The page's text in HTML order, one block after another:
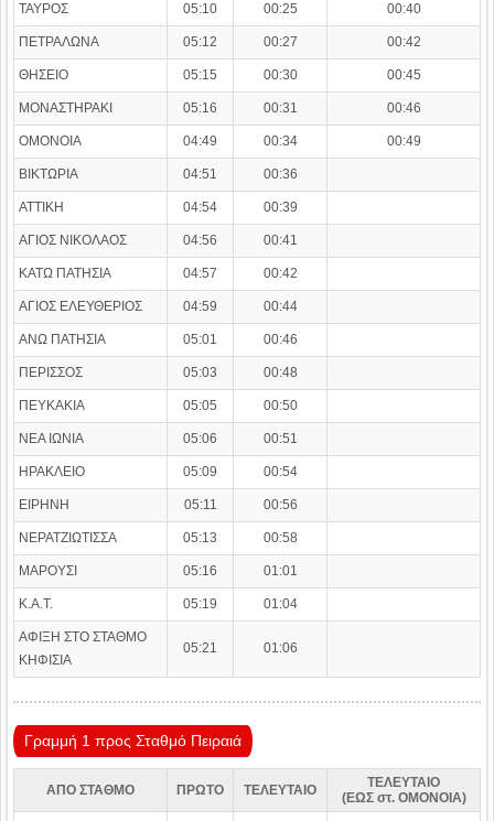
ΤΑΥΡΟΣ 05:10 00:25 00:40
ΠΕΤΡΑΛΩΝΑ 05:12 00:27 00:42
ΘΗΣΕΙΟ 05:15 00:30 00:45
ΜΟΝΑΣΤΗΡΑΚΙ 05:16 00:31 00:46
ΟΜΟΝΟΙΑ 04:49 00:34 00:49
ΒΙΚΤΩΡΙΑ 04:51 00:36
ΑΤΤΙΚΗ 04:54 00:39
ΑΓΙΟΣ ΝΙΚΟΛΑΟΣ 04:56 00:41
ΚΑΤΩ ΠΑΤΗΣΙΑ 04:57 00:42
ΑΓΙΟΣ ΕΛΕΥΘΕΡΙΟΣ 04:59 00:44
ΑΝΩ ΠΑΤΗΣΙΑ 05:01 00:46
ΠΕΡΙΣΣΟΣ 05:03 00:48
ΠΕΥΚΑΚΙΑ 05:05 00:50
ΝΕΑ ΙΩΝΙΑ 05:06 00:51
ΗΡΑΚΛΕΙΟ 05:09 00:54
ΕΙΡΗΝΗ 05:11 00:56
ΝΕΡΑΤΖΙΩΤΙΣΣΑ 05:13 00:58
ΜΑΡΟΥΣΙ 05:16 01:01
Κ.Α.Τ. 05:19 01:04
ΑΦΙΞΗ ΣΤΟ ΣΤΑΘΜΟ
ΚΗΦΙΣΙΑ
05:21 01:06
Γραμμή 1 προς Σταθμό Πειραιά
ΑΠΟ ΣΤΑΘΜΟ ΠΡΩΤΟ ΤΕΛΕΥΤΑΙΟ
ΤΕΛΕΥΤΑΙΟ
(ΕΩΣ στ. ΟΜΟΝΟΙΑ)